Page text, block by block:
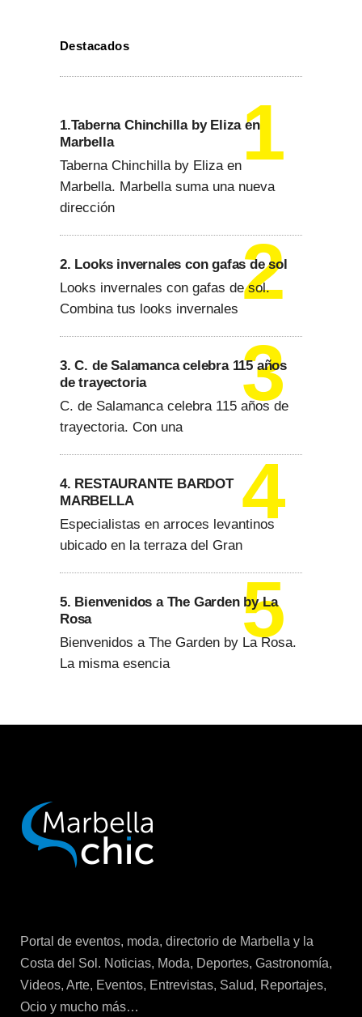
Destacados
1.Taberna Chinchilla by Eliza en
Marbella
Taberna Chinchilla by Eliza en
Marbella. Marbella suma una nueva
dirección
2. Looks invernales con gafas de sol
Looks invernales con gafas de sol.
Combina tus looks invernales
3. C. de Salamanca celebra 115 años
de trayectoria
C. de Salamanca celebra 115 años de
trayectoria. Con una
4. RESTAURANTE BARDOT
MARBELLA
Especialistas en arroces levantinos
ubicado en la terraza del Gran
5. Bienvenidos a The Garden by La
Rosa
Bienvenidos a The Garden by La Rosa.
La misma esencia
Portal de eventos, moda, directorio de Marbella y la
Costa del Sol. Noticias, Moda, Deportes, Gastronomía,
Videos, Arte, Eventos, Entrevistas, Salud, Reportajes,
Ocio y mucho más…